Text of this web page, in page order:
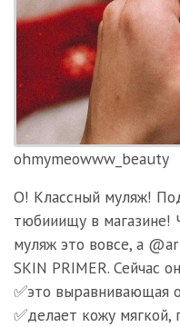
ohmymeowww_beauty
О! Классный муляж!
тюбииищу в магазине!
муляж это вовсе, а
SKIN PRIMER. Сейчас
✅это выравнивающая
✅делает кожу мягкой,